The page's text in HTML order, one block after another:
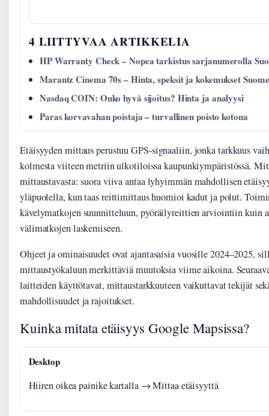
4 LIITTYVAA ARTIKKELIA
HP Warranty Check – Nopea tarkistus sarjanumerolla
Marantz Cinema 70s – Hinta, speksit ja kokemukset
Nasdaq COIN: Onko hyvä sijoitus? Hinta ja analyysi
Paras korvavahan poistaja – turvallinen poisto kotona
Etäisyyden mittaus perustuu GPS-signaaliin, jonka tarkkuus
kolmesta viiteen metriin ulkotiloissa kaupunkiympäristössä.
mittaustavasta: suora viiva antaa lyhyimmän mahdollisen
yläpuolella, kun taas reittimittaus huomioi kadut ja polut.
kävelymatkojen suunnitteluun, pyöräilyreittien arviointiin kuin
välimatkojen laskemiseen.
Ohjeet ja ominaisuudet ovat ajantasaisia vuosille 2024–2025,
mittaustyökaluun merkittäviä muutoksia viime aikoina.
laitteiden käyttötavat, mittaustarkkuuteen vaikuttavat tekijät
mahdollisuudet ja rajoitukset.
Kuinka mitata etäisyys Google Mapsissa?
Desktop
Hiiren oikea painike kartalla → Mittaa etäisyyttä